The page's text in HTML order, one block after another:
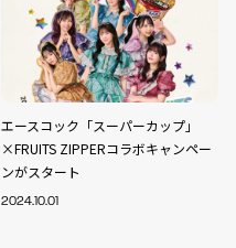
エースコック「スーパーカップ」
×FRUITS ZIPPERコラボキャンペー
ンがスタート
2024.10.01